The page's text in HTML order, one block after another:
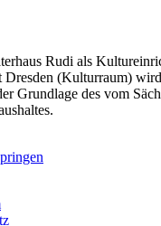
Rudi als
Dresden (Kulturraum)
Grundlage des vom